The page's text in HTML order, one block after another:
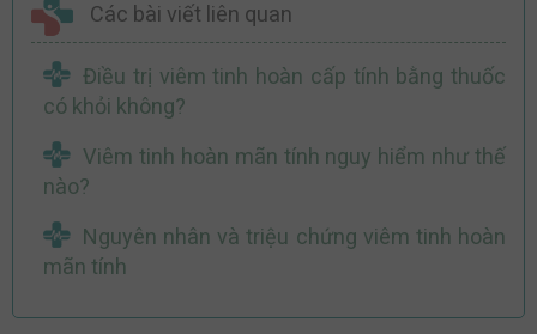
Các bài viết liên quan
Điều trị viêm tinh hoàn cấp tính bằng thuốc
có khỏi không?
Viêm tinh hoàn mãn tính nguy hiểm như thế
nào?
Nguyên nhân và triệu chứng viêm tinh hoàn
mãn tính